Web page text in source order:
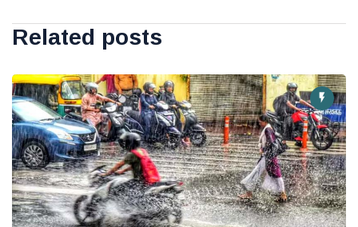
Related posts